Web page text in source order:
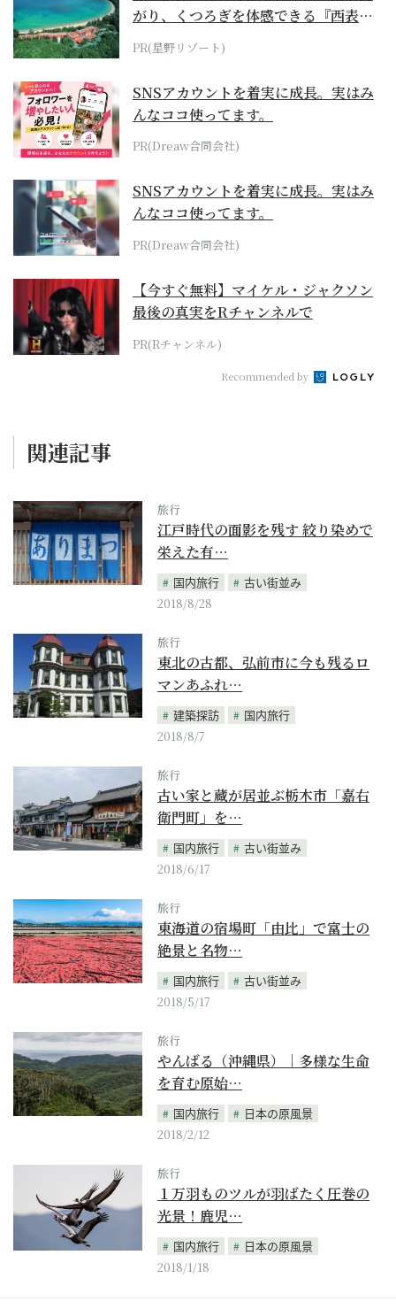
がり、くつろぎを体感できる『西表島
ホテル by...
PR(星野リゾート)
SNSアカウントを着実に成長。実はみ
んなココ使ってます。
PR(Dreaw合同会社)
SNSアカウントを着実に成長。実はみ
んなココ使ってます。
PR(Dreaw合同会社)
【今すぐ無料】マイケル・ジャクソン
最後の真実をRチャンネルで
PR(Rチャンネル)
Recommended by
関連記事
旅行
江戸時代の面影を残す 絞り染めで
栄えた有…
国内旅行
古い街並み
2018/8/28
旅行
東北の古都、弘前市に今も残るロ
マンあふれ…
建築探訪
国内旅行
2018/8/7
旅行
古い家と蔵が居並ぶ栃木市「嘉右
衛門町」を…
国内旅行
古い街並み
2018/6/17
旅行
東海道の宿場町「由比」で富士の
絶景と名物…
国内旅行
古い街並み
2018/5/17
旅行
やんばる（沖縄県）｜多様な生命
を育む原始…
国内旅行
日本の原風景
2018/2/12
旅行
１万羽ものツルが羽ばたく圧巻の
光景！鹿児…
国内旅行
日本の原風景
2018/1/18